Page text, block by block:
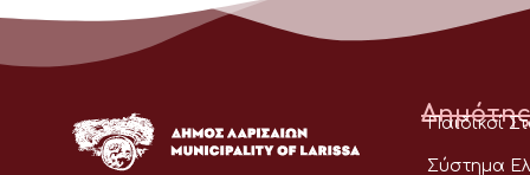
Παιδικοί
Σύστημα